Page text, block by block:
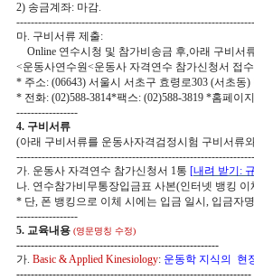
2) 송금계좌: 마감.
마. 구비서류 제출:
Online 연수시청 및 참가비송금 후,아래 구비서
<운동사연수원<운동사 자격연수 참가신청서 접
* 주소: (06643) 서울시 서초구 효령로303 (서초동)
* 전화: (02)588-3814*팩스: (02)588-3819 *홈페이지
-----------------
4. 구비서류
(아래 구비서류를 운동사자격검정시험 구비서류
가. 운동사 자격연수 참가신청서 1통 [내려 받기 :
나. 연수참가비무통장입금표 사본(인터넷 뱅킹 이
* 단, 폰 뱅킹으로 이체 시에는 입금 일시 , 입금자명
-----------------
5. 교육내용 (영문명칭 수정)
--------------------------------------------------------
가. Basic & Applied Kinesiology: 운동학 지식의 현
-----------------------------------------------------------------